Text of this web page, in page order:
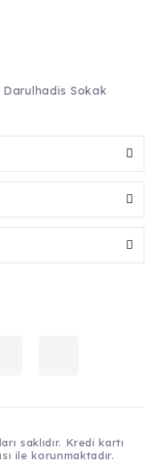
Darulhadis Sokak
saklıdır. Kredi kartı
ile korunmaktadır.